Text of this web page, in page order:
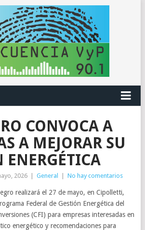
CONVOCA A
A MEJORAR SU
ENERGÉTICA
2026 General No hay comentarios
realizará el 27 de mayo, en Cipolletti,
Federal de Gestión Energética del
(CFI) para empresas interesadas en
energético y recomendaciones para